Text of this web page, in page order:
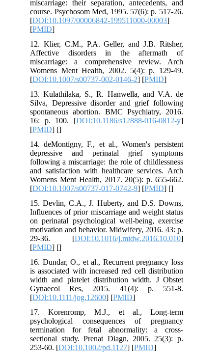
miscarriage: their separation, antecedents, and
course. Psychosom Med, 1995. 57(6): p. 517-26.
[DOI:10.1097/00006842-199511000-00003
[PMID
12. Klier, C.M., P.A. Geller, and J.B. Ritsher,
Affective disorders in the aftermath of
miscarriage: a comprehensive review. Arch
Womens Ment Health, 2002. 5(4): p. 129-49.
[DOI:10.1007/s00737-002-0146-2] [PMID
13. Kulathilaka, S., R. Hanwella, and V.A. de
Silva, Depressive disorder and grief following
spontaneous abortion. BMC Psychiatry, 2016.
16: p. 100. [DOI:10.1186/s12888-016-0812-y
[PMID] [
14. deMontigny, F., et al., Women's persistent
depressive and perinatal grief symptoms
following a miscarriage: the role of childlessness
and satisfaction with healthcare services. Arch
Womens Ment Health, 2017. 20(5): p. 655-662.
[DOI:10.1007/s00737-017-0742-9] [PMID] [
15. Devlin, C.A., J. Huberty, and D.S. Downs,
Influences of prior miscarriage and weight status
on perinatal psychological well-being, exercise
motivation and behavior. Midwifery, 2016. 43: p.
29-36. [DOI:10.1016/j.midw.2016.10.010
[PMID] [
16. Dundar, O., et al., Recurrent pregnancy loss
is associated with increased red cell distribution
width and platelet distribution width. J Obstet
Gynaecol Res, 2015. 41(4): p. 551-8.
[DOI:10.1111/jog.12600] [PMID
17. Korenromp, M.J., et al., Long-term
psychological consequences of pregnancy
termination for fetal abnormality: a cross-
sectional study. Prenat Diagn, 2005. 25(3): p.
253-60. [DOI:10.1002/pd.1127] [PMID